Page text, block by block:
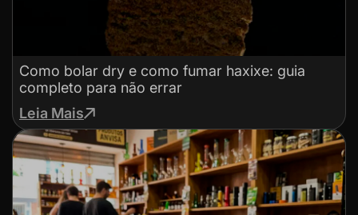
Como bolar dry e como fumar haxixe: guia
completo para não errar
Leia Mais